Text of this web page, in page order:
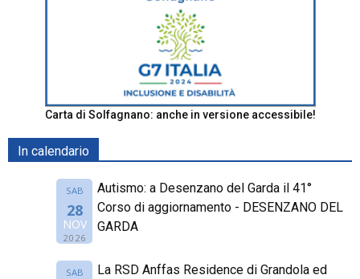
Carta di Solfagnano: anche in versione accessibile!
In calendario
SAB
28
NOV
2026
Autismo: a Desenzano del Garda il 41°
Corso di aggiornamento - DESENZANO DEL
GARDA
SAB
La RSD Anffas Residence di Grandola ed